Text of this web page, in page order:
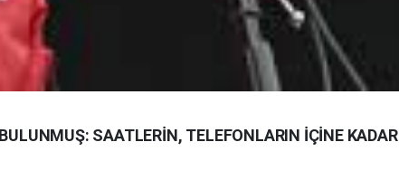
SAATLERİN, TELEFONLARIN İÇİNE KADAR